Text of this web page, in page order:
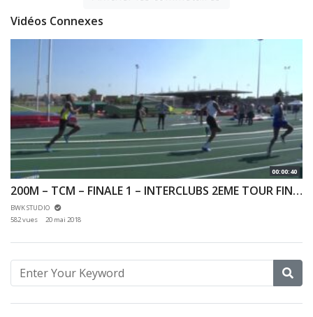
Vidéos Connexes
00:00:40
200M – TCM – FINALE 1 – INTERCLUBS 2EME TOUR FINALE N2 – 19/05/2018 – ARPAJON
BWK STUDIO
582 vues
20 mai 2018